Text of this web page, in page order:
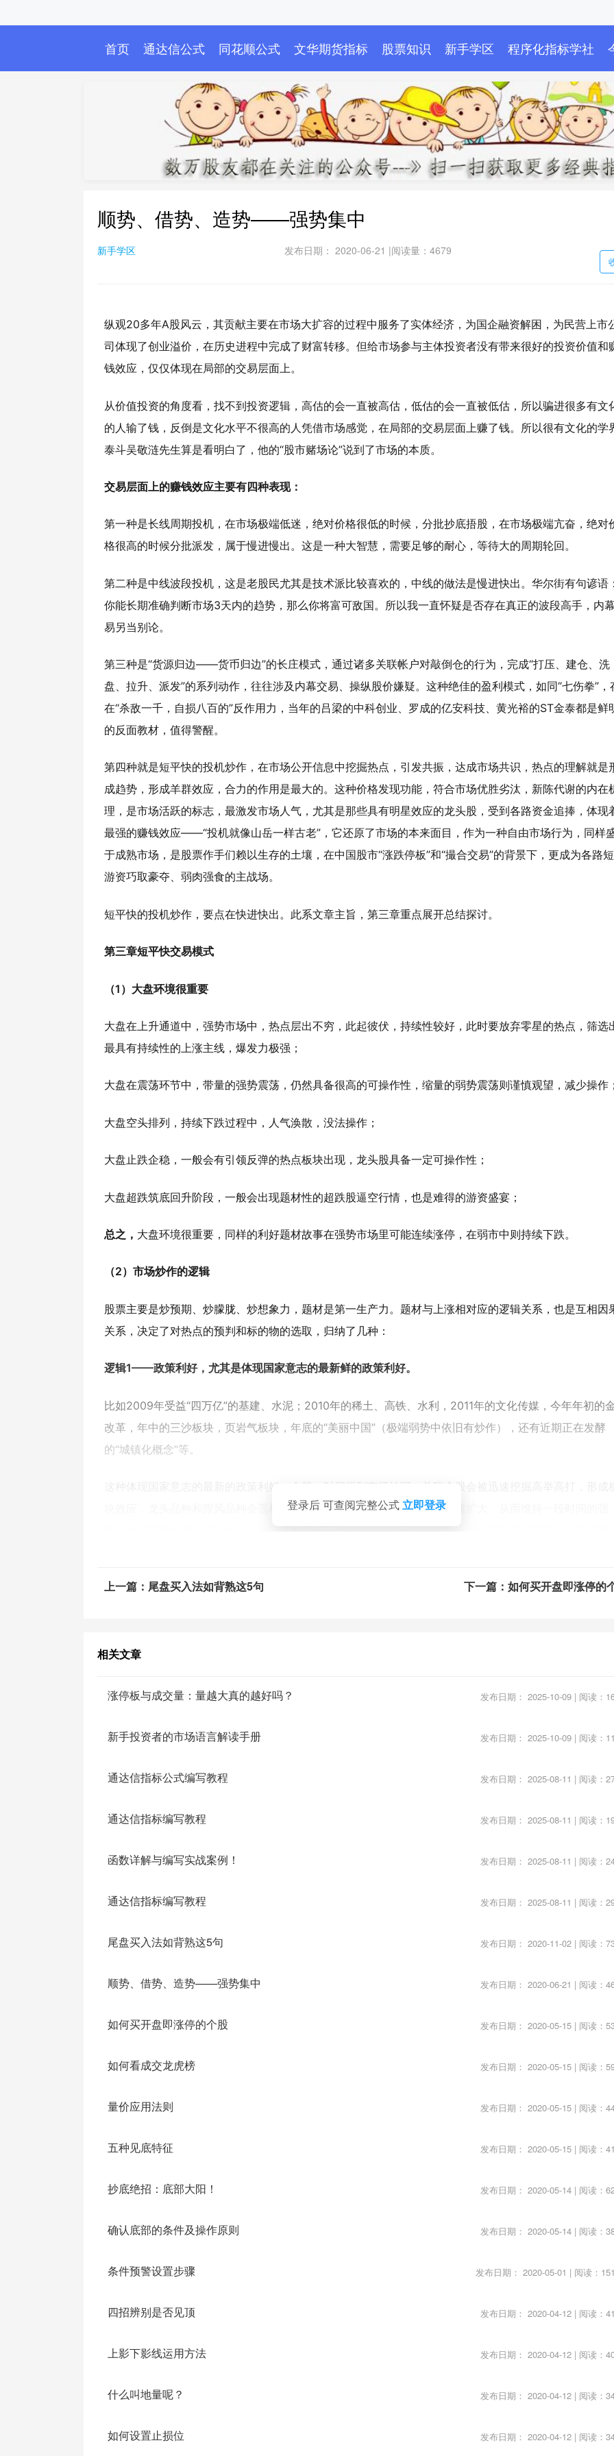
首页 通达信公式 同花顺公式 文华期货指标 股票知识 新手学区 程序化指标学社
顺势、借势、造势——强势集中
新手学区 发布日期： 2020-06-21 |阅读量：4679
纵观20多年A股风云，其贡献主要在市场大扩容的过程中服务了实体经济，为国企融资解困，为民营上市
司体现了创业溢价，在历史进程中完成了财富转移。但给市场参与主体投资者没有带来很好的投资价值和
钱效应，仅仅体现在局部的交易层面上。
从价值投资的角度看，找不到投资逻辑，高估的会一直被高估，低估的会一直被低估，所以骗进很多有文
的人输了钱，反倒是文化水平不很高的人凭借市场感觉，在局部的交易层面上赚了钱。所以很有文化的学
泰斗吴敬涟先生算是看明白了，他的“股市赌场论”说到了市场的本质。
交易层面上的赚钱效应主要有四种表现：
第一种是长线周期投机，在市场极端低迷，绝对价格很低的时候，分批抄底捂股，在市场极端亢奋，绝对
格很高的时候分批派发，属于慢进慢出。这是一种大智慧，需要足够的耐心，等待大的周期轮回。
第二种是中线波段投机，这是老股民尤其是技术派比较喜欢的，中线的做法是慢进快出。华尔街有句谚语：
你能长期准确判断市场3天内的趋势，那么你将富可敌国。所以我一直怀疑是否存在真正的波段高手，内
易另当别论。
第三种是“货源归边——货币归边”的长庄模式，通过诸多关联帐户对敲倒仓的行为，完成“打压、建仓、洗
盘、拉升、派发”的系列动作，往往涉及内幕交易、操纵股价嫌疑。这种绝佳的盈利模式，如同“七伤拳”，
在“杀敌一千，自损八百的”反作用力，当年的吕梁的中科创业、罗成的亿安科技、黄光裕的ST金泰都是鲜
的反面教材，值得警醒。
第四种就是短平快的投机炒作，在市场公开信息中挖掘热点，引发共振，达成市场共识，热点的理解就是
成趋势，形成羊群效应，合力的作用是最大的。这种价格发现功能，符合市场优胜劣汰，新陈代谢的内在
理，是市场活跃的标志，最激发市场人气，尤其是那些具有明星效应的龙头股，受到各路资金追捧，体现
最强的赚钱效应——“投机就像山岳一样古老”，它还原了市场的本来面目，作为一种自由市场行为，同样
于成熟市场，是股票作手们赖以生存的土壤，在中国股市“涨跌停板”和“撮合交易”的背景下，更成为各路
游资巧取豪夺、弱肉强食的主战场。
短平快的投机炒作，要点在快进快出。此系文章主旨，第三章重点展开总结探讨。
第三章短平快交易模式
（1）大盘环境很重要
大盘在上升通道中，强势市场中，热点层出不穷，此起彼伏，持续性较好，此时要放弃零星的热点，筛选
最具有持续性的上涨主线，爆发力极强；
大盘在震荡环节中，带量的强势震荡，仍然具备很高的可操作性，缩量的弱势震荡则谨慎观望，减少操作；
大盘空头排列，持续下跌过程中，人气涣散，没法操作；
大盘止跌企稳，一般会有引领反弹的热点板块出现，龙头股具备一定可操作性；
大盘超跌筑底回升阶段，一般会出现题材性的超跌股逼空行情，也是难得的游资盛宴；
总之， 大盘环境很重要，同样的利好题材故事在强势市场里可能连续涨停，在弱市中则持续下跌。
（2）市场炒作的逻辑
股票主要是炒预期、炒朦胧、炒想象力，题材是第一生产力。题材与上涨相对应的逻辑关系，也是互相因
关系，决定了对热点的预判和标的物的选取，归纳了几种：
逻辑1——政策利好，尤其是体现国家意志的最新鲜的政策利好。
比如2009年受益“四万亿”的基建、水泥；2010年的稀土、高铁、水利，2011年的文化传媒，今年年初的
改革，年中的三沙板块，页岩气板块，年底的“美丽中国”（极端弱势中依旧有炒作），还有近期正在发酵
的“城镇化概念”等。
这种体现国家意志的最新的政策利好，会第一时间得到市场认可，关联个股会被迅速挖掘高举高打，形成板
块效应，龙头品种和跟风品种会遥相互应，借力打力，市场参与者队伍迅速扩大，从而维持一段时间的强
势，并且带动大盘走强。龙头品种短期翻两倍三倍的例子更是不胜枚举，比如今年的浙江东日、金丰投资、
这种政策利好往往在首次发布的时候，伴随着权威媒体的助力，爆发力最强。在之后的政策落实推进过程
比如地震关联的水泥板块，2009年“猪流感”炒作的海王生物、莱茵生物，2010年“超级细菌”炒作的联环药
吉品牌之争”炒作的广州药业、白云山，“钓鱼岛事件”炒作的军工板块如北方导航、中原特钢，因“日本丙烯
巨头工厂爆炸停产”炒作的卫星石化、沈阳化工等。
于海外权威杂志对科技成果的报道，美国资本市场先发动了炒作热潮，再影响到国内，再比如今年八九月份
提前透露可以打前量，一般买点都在公开市场信息披露后，需要借助快速跑道隔夜涨停价排队挂单，连续
价，还会发布回购方案、签署重大合同、业绩报告、制造特殊概念（如涉矿、抗癌药）等重大利好吸引市
大小、持股结构、股价位置等多种因素而定。
逻辑4——产经信息、行业利好
包括商品房、大宗商品、化工产品等价格变化，汽车、家电等行业数据变化，行业准入制的发布，关联个
1年《萤石准入制》对三爱富、巨化股份的炒作等。
产经信息是一般是机构参与市场的逻辑，从业绩、估值角度布局的重点，一般也会引发市场资金对中小市
《炒股四季歌》所言：“冬炒煤来夏炒电，五一十一旅游见，逢年过节有烟酒，两会环保新能源；航空造纸
热追捧，上下游厂寻踪迹；资源长线不败地，稀土萤石锗钼锑，偶尔爆炒高科技，超细纤维石墨烯；重组
登录后 可查阅完整公式立即登录
上一篇：尾盘买入法如背熟这5句 下一篇：如何买开盘即涨停的
相关文章
涨停板与成交量：量越大真的越好吗？ 发布日期： 2025-10-09 | 阅读：
新手投资者的市场语言解读手册 发布日期： 2025-10-09 | 阅读：
通达信指标公式编写教程 发布日期： 2025-08-11 | 阅读：
通达信指标编写教程 发布日期： 2025-08-11 | 阅读：
函数详解与编写实战案例！ 发布日期： 2025-08-11 | 阅读：
通达信指标编写教程 发布日期： 2025-08-11 | 阅读：
尾盘买入法如背熟这5句 发布日期： 2020-11-02 | 阅读：
顺势、借势、造势——强势集中 发布日期： 2020-06-21 | 阅读：
如何买开盘即涨停的个股 发布日期： 2020-05-15 | 阅读：
如何看成交龙虎榜 发布日期： 2020-05-15 | 阅读：
量价应用法则 发布日期： 2020-05-15 | 阅读：
五种见底特征 发布日期： 2020-05-15 | 阅读：
抄底绝招：底部大阳！ 发布日期： 2020-05-14 | 阅读：
确认底部的条件及操作原则 发布日期： 2020-05-14 | 阅读：
条件预警设置步骤 发布日期： 2020-05-01 | 阅读：
四招辨别是否见顶 发布日期： 2020-04-12 | 阅读：
上影下影线运用方法 发布日期： 2020-04-12 | 阅读：
什么叫地量呢？ 发布日期： 2020-04-12 | 阅读：
如何设置止损位 发布日期： 2020-04-12 | 阅读：